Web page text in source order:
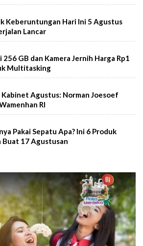
Keberuntungan Hari Ini 5 Agustus
Lancar
256 GB dan Kamera Jernih Harga Rp1
Multitasking
Agustus: Norman Joesoef
RI
Pakai Sepatu Apa? Ini 6 Produk
Buat 17 Agustusan